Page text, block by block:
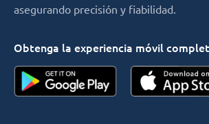
asegurando precisión y fiabilidad.
Obtenga la experiencia móvil